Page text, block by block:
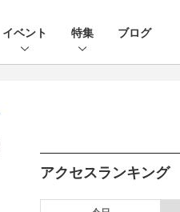
イベント 特集 ブログ
アクセスランキング